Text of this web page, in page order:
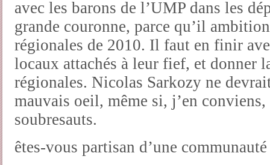
avec les barons de l’UMP dans les
grande couronne, parce qu’il
régionales de 2010. Il faut en finir
locaux attachés à leur fief, et donner
régionales. Nicolas Sarkozy ne
mauvais oeil, même si, j’en conviens,
soubresauts.
êtes-vous partisan d’une